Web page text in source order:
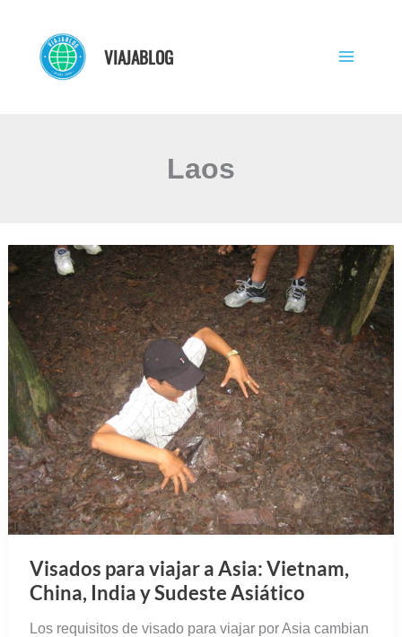
contenido
VIAJABLOG
Laos
Visados para viajar a Asia: Vietnam,
China, India y Sudeste Asiático
Los requisitos de visado para viajar por Asia cambian